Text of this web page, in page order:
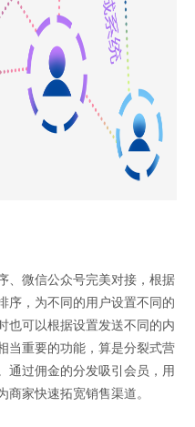
、微信公众号完美对接，根据
序，为不同的用户设置不同的
也可以根据设置发送不同的内
当重要的功能，算是分裂式营
通过佣金的分发吸引会员，用
家快速拓宽销售渠道。